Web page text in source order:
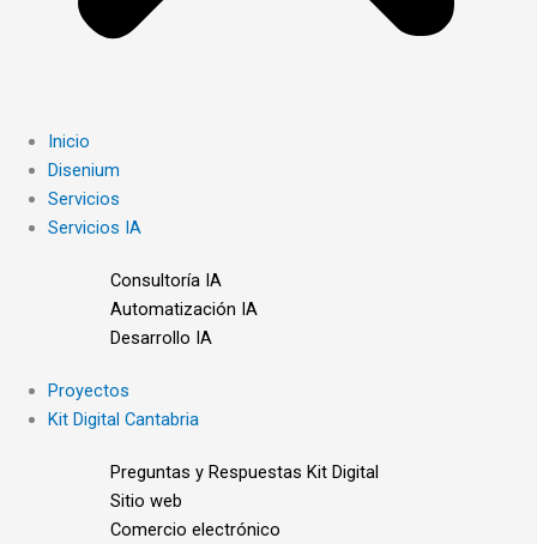
Inicio
Disenium
Servicios
Servicios IA
Consultoría IA
Automatización IA
Desarrollo IA
Proyectos
Kit Digital Cantabria
Preguntas y Respuestas Kit Digital
Sitio web
Comercio electrónico